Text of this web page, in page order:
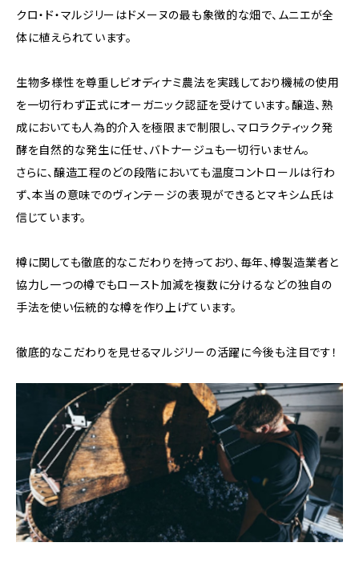
クロ・ド・マルジリーはドメーヌの最も象徴的な畑で、ムニエが全
体に植えられています。
生物多様性を尊重しビオディナミ農法を実践しており機械の使用
を一切行わず正式にオーガニック認証を受けています。醸造、熟
成においても人為的介入を極限まで制限し、マロラクティック発
酵を自然的な発生に任せ、バトナージュも一切行いません。
さらに、醸造工程のどの段階においても温度コントロールは行わ
ず、本当の意味でのヴィンテージの表現ができるとマキシム氏は
信じています。
樽に関しても徹底的なこだわりを持っており、毎年、樽製造業者と
協力し一つの樽でもロースト加減を複数に分けるなどの独自の
手法を使い伝統的な樽を作り上げています。
徹底的なこだわりを見せるマルジリーの活躍に今後も注目です！